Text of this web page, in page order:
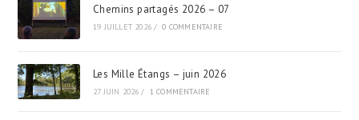
Chemins partagés 2026 – 07
19 JUILLET 2026 / 0 COMMENTAIRE
Les Mille Étangs – juin 2026
27 JUIN 2026 / 1 COMMENTAIRE